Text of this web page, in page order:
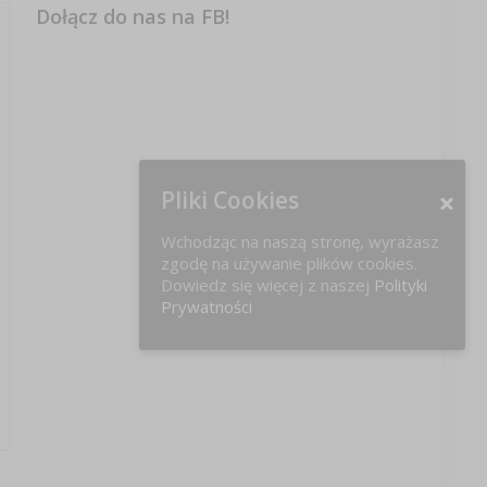
Dołącz do nas na FB!
Pliki Cookies
Wchodząc na naszą stronę, wyrażasz
zgodę na używanie plików cookies.
Dowiedz się więcej z naszej Polityki
Prywatności